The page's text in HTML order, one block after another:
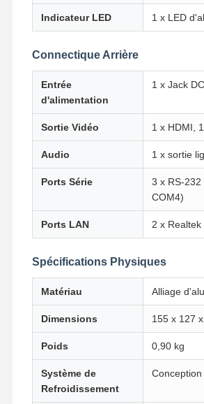
Aperçu Produits
A Propos
Nous
Causez
Le pare-feu mini PC
Mini PC industriel
1U Rackmount PC est utilisé.
Le NAS Mini PC
Le Celeron Mini PC
Core Mini PC
Indicateur LED 1 x LED
Connectique Arrière
Entrée
d'alimentation
1 x Jack DC
Sortie Vidéo 1 x HDMI,
Audio 1 x sortie
Ports Série
3 x RS-232
COM4)
Ports LAN 2 x Realtek
Spécifications Physiques
Matériau Alliage
Dimensions 155 x 127
Poids 0,90 kg
Système de
Refroidissement